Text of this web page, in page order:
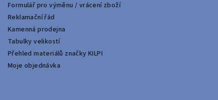
Formulář pro výměnu / vrácení zboží
Reklamační řád
Kamenná prodejna
Tabulky velikostí
Přehled materiálů značky KILPI
Moje objednávka